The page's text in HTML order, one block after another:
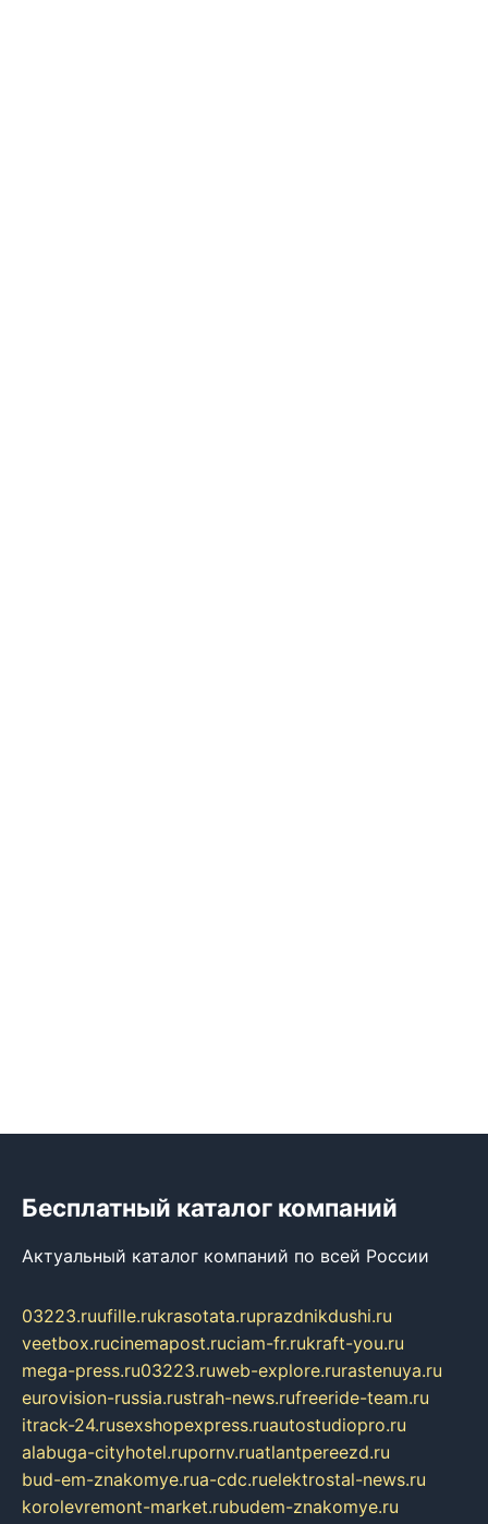
Бесплатный каталог компаний
Актуальный каталог компаний по всей России
03223.ruufille.rukrasotata.ruprazdnikdushi.ru
veetbox.rucinemapost.ruciam-fr.rukraft-you.ru
mega-press.ru03223.ruweb-explore.rurastenuya.ru
eurovision-russia.rustrah-news.rufreeride-team.ru
itrack-24.rusexshopexpress.ruautostudiopro.ru
alabuga-cityhotel.rupornv.ruatlantpereezd.ru
bud-em-znakomye.rua-cdc.ruelektrostal-news.ru
korolevremont-market.rubudem-znakomye.ru